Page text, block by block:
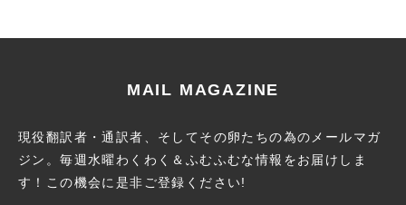
MAIL MAGAZINE
現役翻訳者・通訳者、そしてその卵たちの為のメールマガ
ジン。毎週水曜わくわく＆ふむふむな情報をお届けしま
す！この機会に 是非ご登録ください!